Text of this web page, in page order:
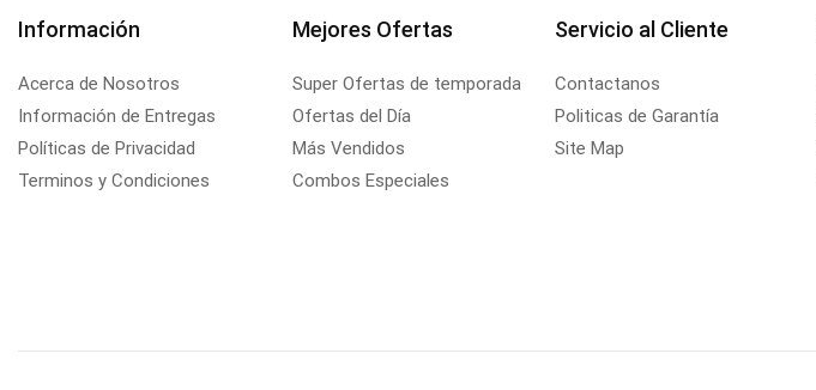
Información
Acerca de Nosotros
Información de Entregas
Políticas de Privacidad
Terminos y Condiciones
Mejores Ofertas
Super Ofertas de temporada
Ofertas del Día
Más Vendidos
Combos Especiales
Servicio al Cliente
Contactanos
Politicas de Garantía
Site Map